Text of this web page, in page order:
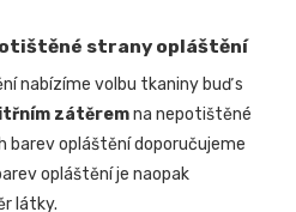
strany opláštění
nabízíme volbu tkaniny buď s
zátěremna nepotištěné
barev opláštění doporučujeme
opláštění je naopak
látky.